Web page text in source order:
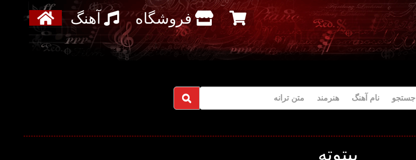
آهنگ فروشگاه
جستجو نام آهنگ هنرمند متن ترانه
بیتوته